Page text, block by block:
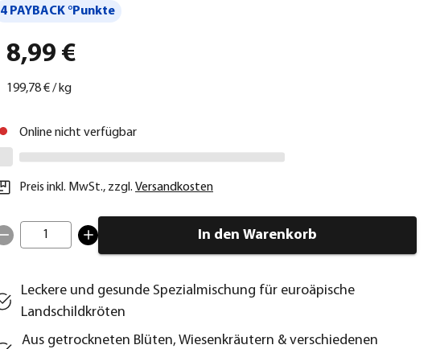
4 PAYBACK °Punkte
8,99 €
199,78 €/ kg
Online nicht verfügbar
Preis inkl. MwSt., zzgl. Versandkosten
1 In den Warenkorb
Leckere und gesunde Spezialmischung für euroäpische
Landschildkröten
Aus getrockneten Blüten, Wiesenkräutern & verschiedenen